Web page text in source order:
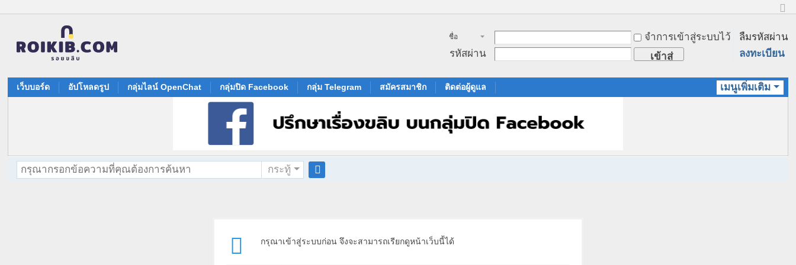
า
ด
ติ
ชื่อ
สมาชิก
จำการเข้าสู่ระบบไว้
ลืมรหัสผ่าน
รหัสผ่าน
เข้าสู่
ลงทะเบียน
เมนูเพิ่มเติม
เว็บบอร์ด อัปโหลดรูป กลุ่มไลน์ OpenChat กลุ่มปิด Facebook กลุ่ม Telegram สมัครสมาชิก ติดต่อผู้ดูแล
กระทู้
กรุณาเข้าสู่ระบบก่อน จึงจะสามารถเรียกดูหน้าเว็บนี้ได้